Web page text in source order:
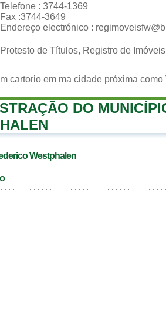
Telefone : 3744-1369
Fax :3744-3649
Endereço electrónico :
Protesto de Títulos, Registro de
cartorio em ma cidade próxima como
DO
Westphalen